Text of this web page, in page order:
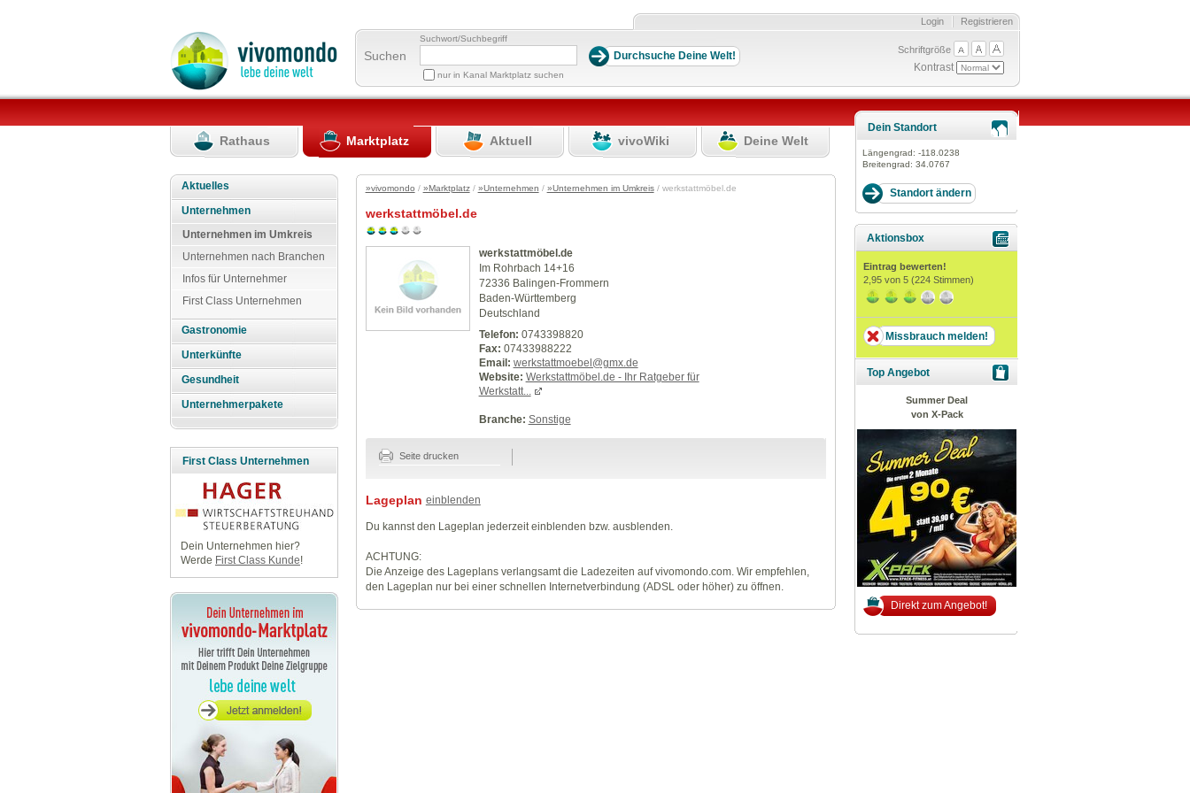
Registrieren
Login
Suchen
Suchwort/Suchbegriff
nur in Kanal Marktplatz suchen
Schriftgröße
Kontrast
Rathaus Marktplatz Aktuell vivoWiki Deine Welt
Aktuelles
Unternehmen
Unternehmen im Umkreis
Unternehmen nach Branchen
Infos für Unternehmer
First Class Unternehmen
Gastronomie
Unterkünfte
Gesundheit
Unternehmerpakete
First Class Unternehmen
Dein Unternehmen hier?
Werde First Class Kunde!
»vivomondo / »Marktplatz/ »Unternehmen / »Unternehmen im Umkreis/ werkstattmöbel.de
werkstattmöbel.de
werkstattmöbel.de
Im Rohrbach 14+16
72336 Balingen-Frommern
Baden-Württemberg
Deutschland
Telefon: 0743398820
Fax: 07433988222
Email: werkstattmoebel@gmx.de
Website: Werkstattmöbel.de - Ihr Ratgeber für
Werkstatt...
Branche: Sonstige
Seite drucken
Lageplan einblenden
Du kannst den Lageplan jederzeit einblenden bzw. ausblenden.
ACHTUNG:
Die Anzeige des Lageplans verlangsamt die Ladezeiten auf vivomondo.com. Wir empfehlen,
den Lageplan nur bei einer schnellen Internetverbindung (ADSL oder höher) zu öffnen.
Dein Standort
Längengrad: -118.0238
Breitengrad: 34.0767
Aktionsbox
Eintrag bewerten!
2,95 von 5 (224 Stimmen)
Missbrauch melden!
Top Angebot
Summer Deal
von X-Pack
Direkt zum Angebot!